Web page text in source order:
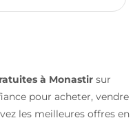
à Monastir sur
pour acheter, vendre
les meilleures offres en